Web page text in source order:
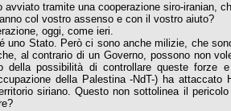
tramite una cooperazione siro-iranian,
col vostro assenso e con il vostro aiuto?
oggi, come ieri.
uno Stato. Però ci sono anche milizie, che
al contrario di un Governo, possono non
possibilità di controllare queste forze
della Palestina -NdT-) ha
siriano. Questo non sottolinea il